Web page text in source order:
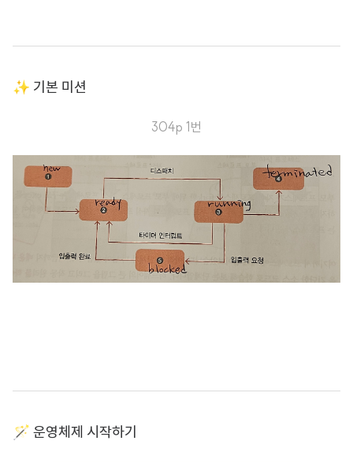
✨ 기본 미션
304p 1번
🪄 운영체제 시작하기